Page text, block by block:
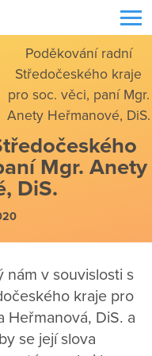
Poděkování radní
Středočeského kraje
pro soc. věci, paní Mgr.
Anety Heřmanové, DiS.
Mgr. Anety
DiS.
nám v souvislosti s
kraje pro
Heřmanová, DiS. a
se její slova